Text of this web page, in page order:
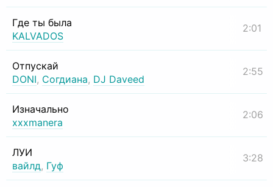
Где ты была
KALVADOS
2:01
Отпускай
DONI, Согдиана, DJ Daveed
2:55
Изначально
xxxmanera
2:06
ЛУИ
вайлд, Гуф
3:28